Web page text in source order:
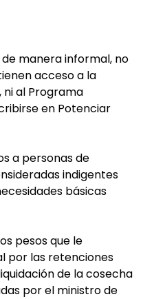
manera informal, no
acceso a la
ni al Programa
en Potenciar
a personas de
indigentes
básicas
pesos que le
por las retenciones
de la cosecha
por el ministro de